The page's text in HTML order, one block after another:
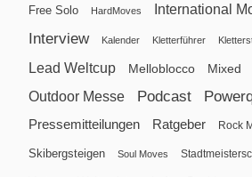
Free Solo HardMoves International
Interview Kalender Kletterführer
Lead Weltcup Melloblocco Mixed
Outdoor Messe Podcast
Pressemitteilungen Ratgeber Rock
Skibergsteigen Soul Moves